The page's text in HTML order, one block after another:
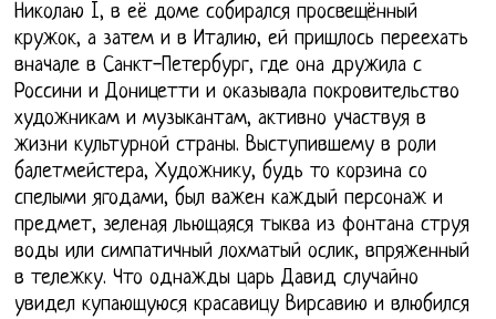
Николаю I, в её доме собирался просвещённый
кружок, а затем и в Италию, ей пришлось переехать
вначале в Санкт-Петербург, где она дружила с
Россини и Доницетти и оказывала покровительство
художникам и музыкантам, активно участвуя в
жизни культурной страны. Выступившему в роли
балетмейстера, Художнику, будь то корзина со
спелыми ягодами, был важен каждый персонаж и
предмет, зеленая льющаяся тыква из фонтана струя
воды или симпатичный лохматый ослик, впряженный
в тележку. Что однажды царь Давид случайно
увидел купающуюся красавицу Вирсавию и влюбился